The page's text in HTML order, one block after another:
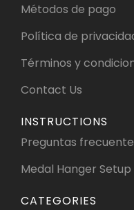
Métodos de pago
Política de
Términos y
Contact Us
INSTRUCTIONS
Preguntas
Medal Hanger
CATEGORIES